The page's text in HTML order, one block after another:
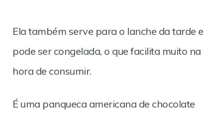
Ela também serve para o lanche da tarde e
pode ser congelada, o que facilita muito na
hora de consumir.
É uma panqueca americana de chocolate